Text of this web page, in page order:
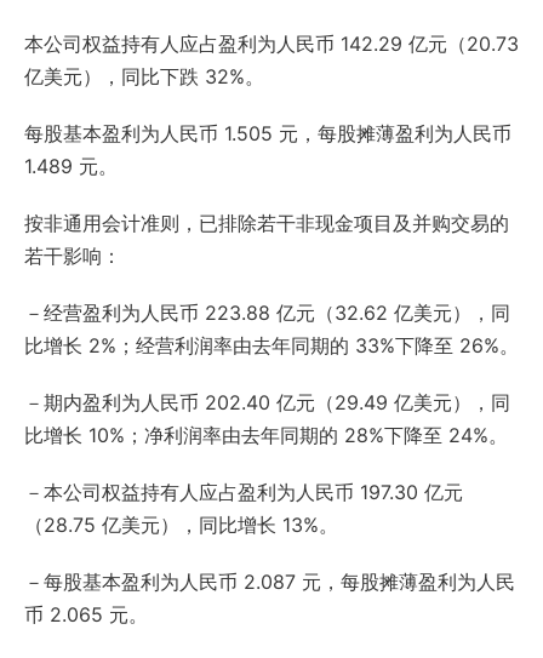
本公司权益持有人应占盈利为人民币 142.29 亿元（20.73
亿美元），同比下跌 32%。
每股基本盈利为人民币 1.505 元，每股摊薄盈利为人民币
1.489 元。
按非通用会计准则，已排除若干非现金项目及并购交易的
若干影响：
－经营盈利为人民币 223.88 亿元（32.62 亿美元），同
比增长 2%；经营利润率由去年同期的 33%下降至 26%。
－期内盈利为人民币 202.40 亿元（29.49 亿美元），同
比增长 10%；净利润率由去年同期的 28%下降至 24%。
－本公司权益持有人应占盈利为人民币 197.30 亿元
（28.75 亿美元），同比增长 13%。
－每股基本盈利为人民币 2.087 元，每股摊薄盈利为人民
币 2.065 元。